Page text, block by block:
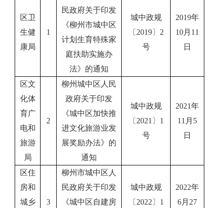
区卫
生健
康局
1
民政府关于印发
《柳州市城中区
计划生育特殊家
庭扶助实施办
法》的通知
城中政规
〔2019〕2
号
2019年
10月11
日
区文
化体
育广
电和
旅游
局
2
柳州城中区人民
政府关于印发
《城中区加快推
进文化旅游业发
展奖励办法》的
通知
城中政规
〔2021〕1
号
2021年
11月5
日
区住
房和
城乡
3
柳州市城中区人
民政府关于印发
《城中区自建房
城中政规
〔2022〕1
2022年
6月27